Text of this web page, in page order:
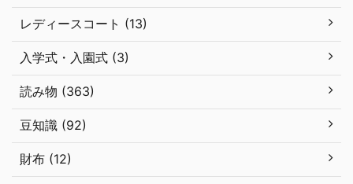
レディースコート (13)
入学式・入園式 (3)
読み物 (363)
豆知識 (92)
財布 (12)